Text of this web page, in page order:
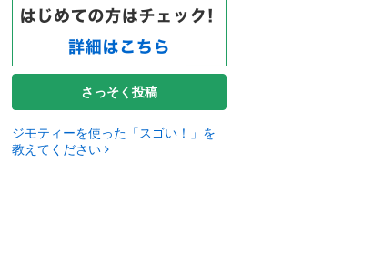
さっそく投稿
ジモティーを使った「スゴい！」を
教えてください